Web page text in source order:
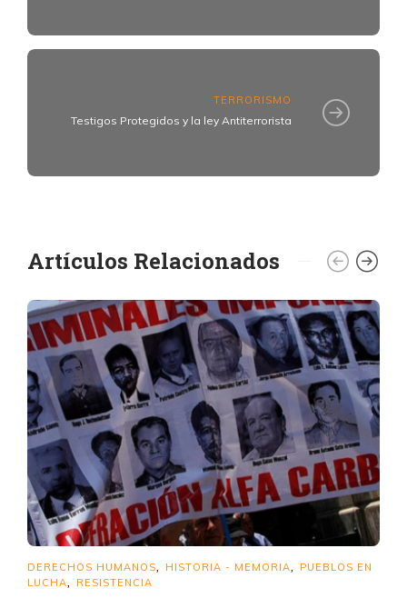
TERRORISMO
Testigos Protegidos y la ley Antiterrorista
Artículos Relacionados
DERECHOS HUMANOS HISTORIA - MEMORIA
PUEBLOS EN
LUCHA
RESISTENCIA